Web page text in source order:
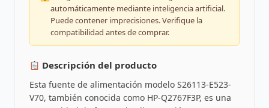
automáticamente mediante inteligencia artificial.
Puede contener imprecisiones. Verifique la
compatibilidad antes de comprar.
Descripción del producto
Esta fuente de alimentación modelo S26113-E523-
V70, también conocida como HP-Q2767F3P, es una